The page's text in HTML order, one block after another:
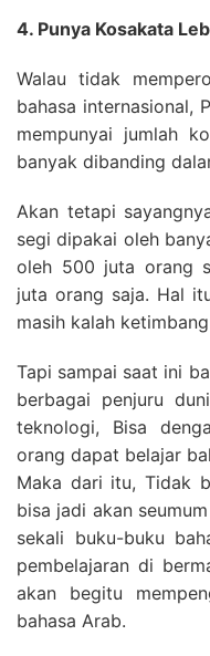
4. Punya Kosakata
Walau tidak
bahasa internasional,
mempunyai jumlah
banyak dibanding
Akan tetapi
segi dipakai oleh
oleh 500 juta orang
juta orang saja. Hal
masih kalah
Tapi sampai saat ini
berbagai penjuru
teknologi, Bisa
orang dapat belajar
Maka dari itu, Tidak
bisa jadi akan
sekali buku-buku
pembelajaran di
akan begitu
bahasa Arab.